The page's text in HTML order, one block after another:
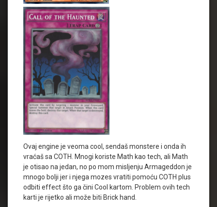
Ovaj engine je veoma cool, sendaš monstere i onda ih
vraćaš sa COTH. Mnogi koriste Math kao tech, ali Math
je otisao na jedan, no po mom misljenju Armageddon je
mnogo bolji jer i njega mozes vratiti pomoću COTH plus
odbiti effect što ga čini Cool kartom. Problem ovih tech
karti je rijetko ali može biti Brick hand.